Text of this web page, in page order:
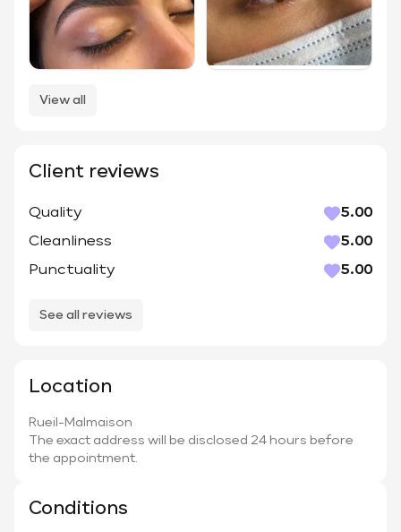
View all
Client reviews
Quality
5.00
Cleanliness
5.00
Punctuality
5.00
See all reviews
Location
Rueil-Malmaison
The exact address will be disclosed 24 hours before
the appointment.
Conditions